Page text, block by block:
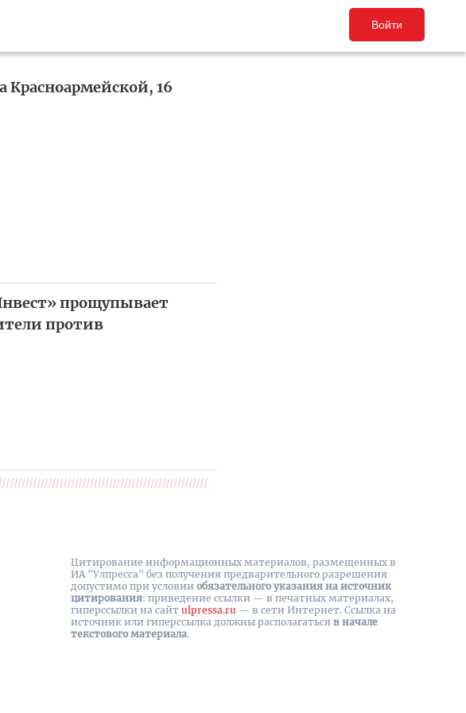
Войти
Красноармейской, 16
прощупывает
против
Цитирование информационных материалов, размещенных в
ИА "Улпресса" без получения предварительного разрешения
допустимо при условии обязательного указания на источник
цитирования: приведение ссылки — в печатных материалах,
гиперссылки на cайт ulpressa.ru — в сети Интернет. Ссылка на
источник или гиперссылка должны располагаться в начале
текстового материала.